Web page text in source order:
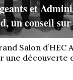
et
un conseil
Salon d’HEC
une découverte